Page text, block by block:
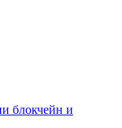
блокчейн и